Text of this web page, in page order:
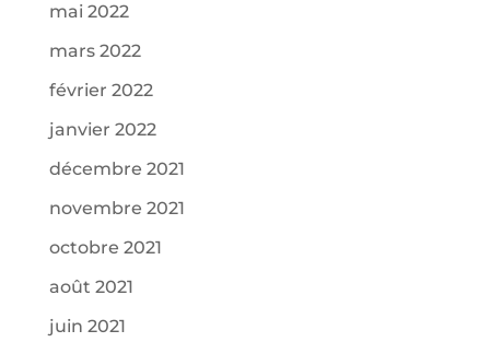
mai 2022
mars 2022
février 2022
janvier 2022
décembre 2021
novembre 2021
octobre 2021
août 2021
juin 2021